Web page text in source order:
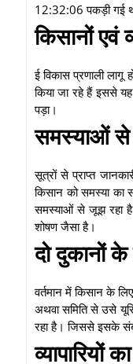
12:32:06 पकड़ी गई
किसानों एवं
ई विकास प्रणाली लागू
किया जा रहे हैं इससे
पड़ा।
समस्याओं से
सूत्रों से प्राप्त
किसान को समस्या का
समस्याओं से जूझ रहा है
शोषण जैसा है।
दो दुकानों
वर्तमान में किसान के
अथवा समिति से उसे
रहा है। जिससे इसके संबंध
व्यापारियों